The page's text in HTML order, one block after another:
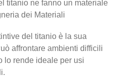
titanio ne fanno un materiale
dei Materiali
del titanio è la sua
affrontare ambienti difficili
lo rende ideale per usi